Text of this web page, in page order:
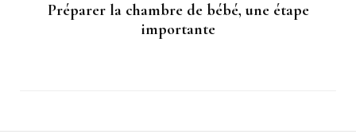
Préparer la chambre de bébé, une étape
importante